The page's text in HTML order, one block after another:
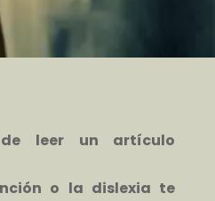
de leer un artículo
o la dislexia te